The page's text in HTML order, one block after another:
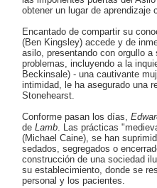
obtener un lugar de aprendizaje
Encantado de compartir su
(Ben Kingsley) accede y de
asilo, presentando con orgullo
problemas, incluyendo a la
Beckinsale) - una cautivante
intimidad, le ha asegurado una
Stonehearst.
Conforme pasan los días,
de Lamb. Las prácticas
(Michael Caine), se han
sedados, segregados o
construcción de una sociedad
su establecimiento, donde se
personal y los pacientes.